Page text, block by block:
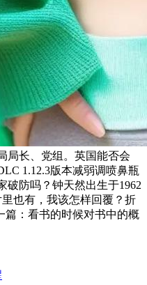
局长、党组。英国能否会
1.12.3版本减弱调喷鼻瓶
破防吗？钟天然出生于1962
也有，我该怎样回覆？折
篇：看书的时候对书中的概